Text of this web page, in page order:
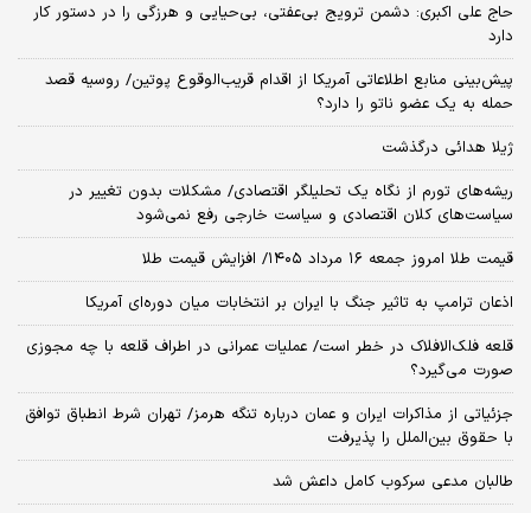
حاج علی اکبری: دشمن ترویج بی‌عفتی، بی‌حیایی و هرزگی را در دستور کار
دارد
پیش‌بینی منابع اطلاعاتی آمریکا از اقدام قریب‌الوقوع پوتین/ روسیه قصد
حمله به یک عضو ناتو را دارد؟
ژیلا هدائی درگذشت
ریشه‌های تورم از نگاه یک تحلیلگر اقتصادی/ مشکلات بدون تغییر در
سیاست‌های کلان اقتصادی و سیاست خارجی رفع نمی‌شود
قیمت طلا امروز جمعه ۱۶ مرداد ۱۴۰۵/ افزایش قیمت طلا
اذعان ترامپ به تاثیر جنگ با ایران بر انتخابات میان دوره‌ای آمریکا
قلعه فلک‌الافلاک در خطر است/ عملیات عمرانی در اطراف قلعه با چه مجوزی
صورت می‌گیرد؟
جزئیاتی از مذاکرات ایران و عمان درباره تنگه هرمز/ تهران شرط انطباق توافق
با حقوق بین‌الملل را پذیرفت
طالبان مدعی سرکوب کامل داعش شد